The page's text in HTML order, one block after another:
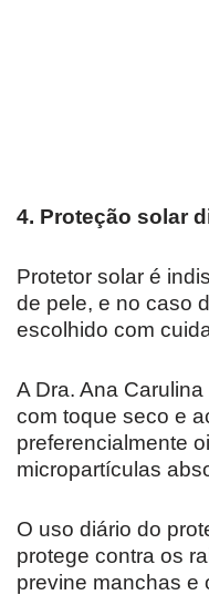
4. Proteção solar
Protetor solar é
de pele, e no caso
escolhido com
A Dra. Ana
com toque seco e
preferencialmente
micropartículas
O uso diário do
protege contra os
previne manchas e